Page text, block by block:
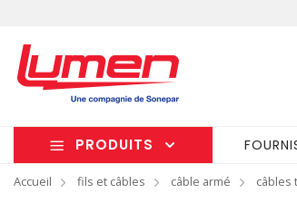
PRODUITS
Accueil fils et câbles câble armé câbles